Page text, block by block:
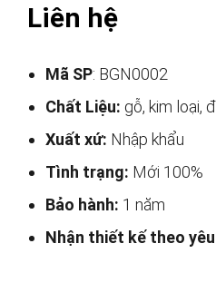
Liên hệ
Mã SP: BGN0002
Chất Liệu: gỗ, kim loại,
Xuất xứ: Nhập khẩu
Tình trạng: Mới 100%
Bảo hành: 1 năm
Nhận thiết kế theo